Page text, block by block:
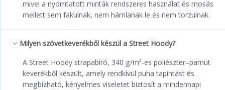
mivel a nyomtatott minták rendszeres használat és mosás
mellett sem fakulnak, nem hámlanak le és nem torzulnak.
Milyen szövetkeverékből készül a Street Hoody?
A Street Hoody strapabíró, 340 g/m²-es poliészter–pamut
keverékből készült, amely rendkívül puha tapintást és
megbízható, kényelmes viseletet biztosít a mindennapi